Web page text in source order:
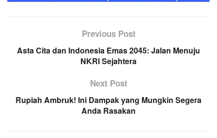
Previous Post
Asta Cita dan Indonesia Emas 2045: Jalan Menuju
NKRI Sejahtera
Next Post
Rupiah Ambruk! Ini Dampak yang Mungkin Segera
Anda Rasakan